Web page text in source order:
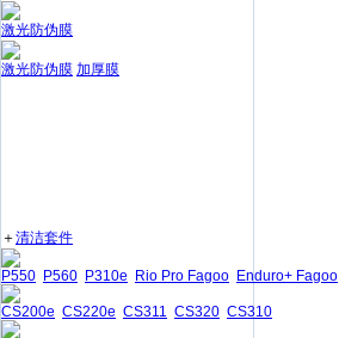
激光防伪膜
激光防伪膜 加厚膜
＋清洁套件
P550 P560 P310e Rio Pro Fagoo Enduro+ Fagoo
CS200e CS220e CS311 CS320 CS310